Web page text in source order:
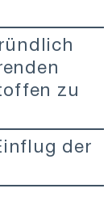
zu
der